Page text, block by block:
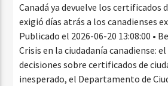
Canadá ya devuelve los certificados
exigió días atrás a los canadienses
Publicado el 2026-06-20 13:08:00 •
Crisis en la ciudadanía canadiense:
decisiones sobre certificados de
inesperado, el Departamento de